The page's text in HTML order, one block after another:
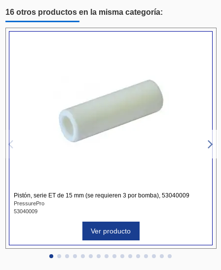
16 otros productos en la misma categoría:
Pistón, serie ET de 15 mm (se requieren 3 por bomba), 53040009
PressurePro
53040009
Ver producto